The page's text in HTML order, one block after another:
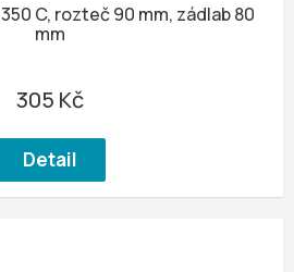
C, rozteč 90 mm, zádlab 80
mm
305 Kč
Detail